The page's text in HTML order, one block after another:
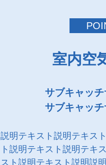
室内空
サブキャッ
サブキャッ
説明テキスト説明テキス
ト説明テキスト説明テキ
スト説明テキスト説明説